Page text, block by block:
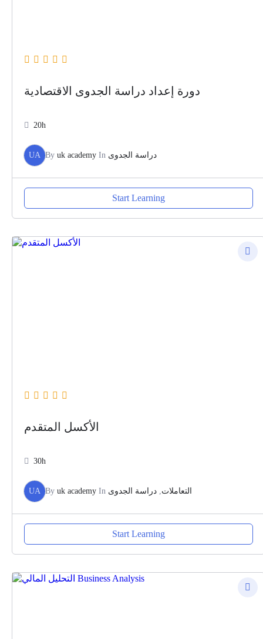
دورة إعداد دراسة الجدوى الاقتصادية
20h
UA By uk academy In دراسة الجدوى
Start Learning
الأكسل المتقدم
30h
UA By uk academy In التعاملات, دراسة الجدوى
Start Learning